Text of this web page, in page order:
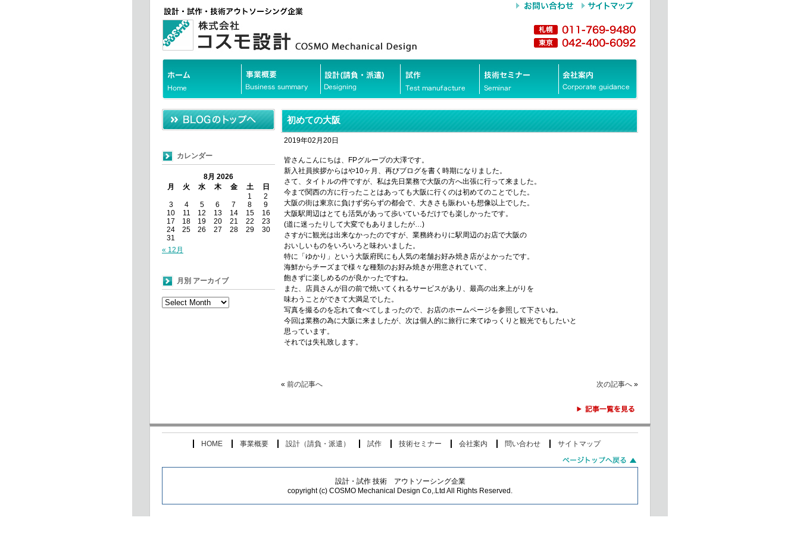
初めての大阪
2019年02月20日
皆さんこんにちは、FPグループの大澤です。
新入社員挨拶からはや10ヶ月、再びブログを書く時期になりました。
さて、タイトルの件ですが、私は先日業務で大阪の方へ出張に行って来ました。
今まで関西の方に行ったことはあっても大阪に行くのは初めてのことでした。
大阪の街は東京に負けず劣らずの都会で、大きさも賑わいも想像以上でした。
大阪駅周辺はとても活気があって歩いているだけでも楽しかったです。
(道に迷ったりして大変でもありましたが…)
さすがに観光は出来なかったのですが、業務終わりに駅周辺のお店で大阪の
おいしいものをいろいろと味わいました。
特に「ゆかり」という大阪府民にも人気の老舗お好み焼き店がよかったです。
海鮮からチーズまで様々な種類のお好み焼きが用意されていて、
飽きずに楽しめるのが良かったですね。
また、店員さんが目の前で焼いてくれるサービスがあり、最高の出来上がりを
味わうことができて大満足でした。
写真を撮るのを忘れて食べてしまったので、お店のホームページを参照して下さいね。
今回は業務の為に大阪に来ましたが、次は個人的に旅行に来てゆっくりと観光でもしたいと
思っています。
それでは失礼致します。
« 前の記事へ 次の記事へ »
カレンダー
8月 2026
月
火 水 木 金 土
日
1
2
3
4 5 6 7 8
9
10
11 12 13 14 15
16
17
18 19 20 21 22
23
24
25 26 27 28 29
30
31
« 12月
月別 アーカイブ
月
HOME 事業概要 設計（請負・派遣） 試作 技術セミナー 会社案内 問い合わせ サイトマップ
設計・試作 技術 アウトソーシング企業
copyright (c) COSMO Mechanical Design Co,.Ltd All Rights Reserved.